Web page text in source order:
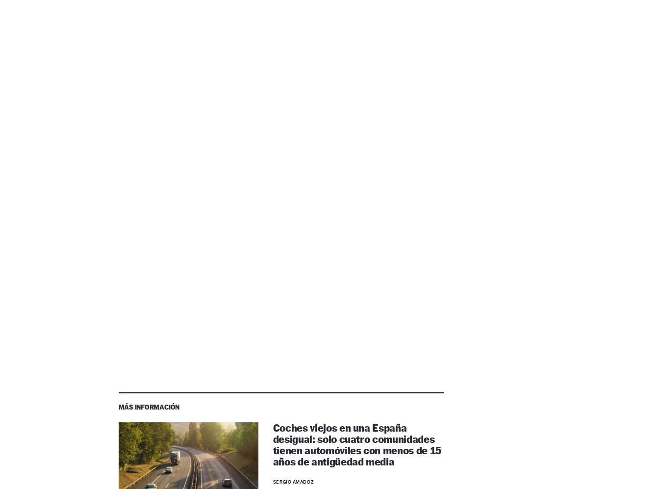
MÁS INFORMACIÓN
Coches viejos en una España
desigual: solo cuatro comunidades
tienen automóviles con menos de 15
años de antigüedad media
SERGIO AMADOZ